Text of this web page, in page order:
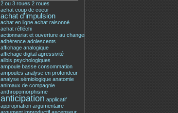
2 ou 3 roues 2 roues
achat coup de coeur
achat d'impulsion
achat en ligne achat raisonné
achat réfléchi
actionnariat et ouverture au changement
adhérence adolescents
affichage analogique
affichage digital agressivité
alibis psychologiques
ampoule basse consommation
ampoules analyse en profondeur
analyse sémiologique anatomie
animaux de compagnie
anthropomorphisme
anticipation applicatif
appropriation argumentaire